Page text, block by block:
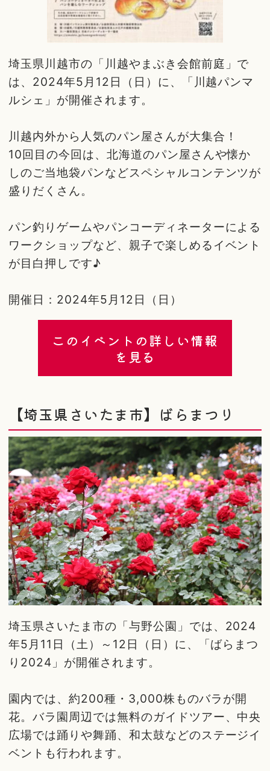
埼玉県川越市の「川越やまぶき会館前庭」で
は、2024年5月12日（日）に、「川越パンマ
ルシェ」が開催されます。
川越内外から人気のパン屋さんが大集合！
10回目の今回は、北海道のパン屋さんや懐か
しのご当地袋パンなどスペシャルコンテンツが
盛りだくさん。
パン釣りゲームやパンコーディネーターによる
ワークショップなど、親子で楽しめるイベント
が目白押しです♪
開催日：2024年5月12日（日）
このイベントの詳しい情報
を見る
【埼玉県さいたま市】ばらまつり
埼玉県さいたま市の「与野公園」では、2024
年5月11日（土）～12日（日）に、「ばらまつ
り2024」が開催されます。
園内では、約200種・3,000株ものバラが開
花。バラ園周辺では無料のガイドツアー、中央
広場では踊りや舞踊、和太鼓などのステージイ
ベントも行われます。